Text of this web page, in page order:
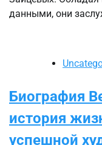
данными, они
Биография
история
успешной